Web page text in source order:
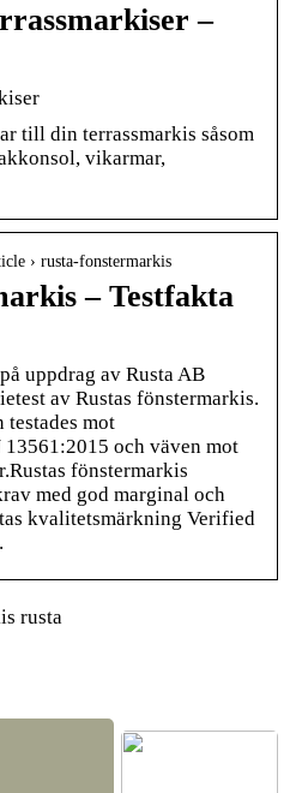
–
till din terrassmarkis såsom
vikarmar,
› rusta-fonstermarkis
– Testfakta
uppdrag av Rusta AB
av Rustas fönstermarkis.
mot
och väven mot
fönstermarkis
med god marginal och
kvalitetsmärkning Verified
rusta